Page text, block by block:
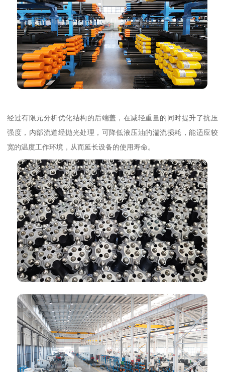
经过有限元分析优化结构的后端盖，在减轻重量的同时提升了抗压
强度，内部流道经抛光处理，可降低液压油的湍流损耗，能适应较
宽的温度工作环境，从而延长设备的使用寿命。